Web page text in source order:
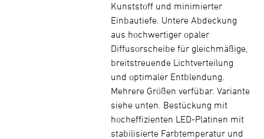
Kunststoff und minimierter
Einbautiefe. Untere Abdeckung
aus hochwertiger opaler
Diffusorscheibe für gleichmäßige,
breitstreuende Lichtverteilung
und optimaler Entblendung.
Mehrere Größen verfübar. Variante
siehe unten. Bestückung mit
hocheffizienten LED-Platinen mit
stabilisierte Farbtemperatur und